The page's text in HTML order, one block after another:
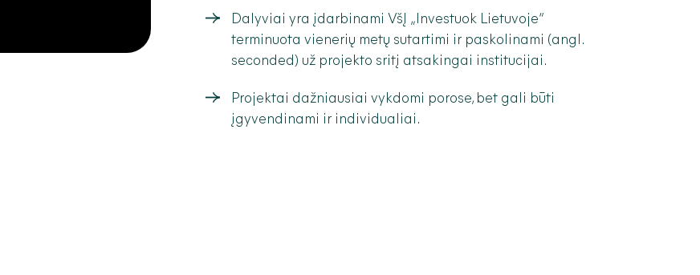
Dalyviai yra įdarbinami VšĮ „Investuok Lietuvoje“
terminuota vienerių metų sutartimi ir paskolinami (angl.
seconded) už projekto sritį atsakingai institucijai.
Projektai dažniausiai vykdomi porose, bet gali būti
įgyvendinami ir individualiai.